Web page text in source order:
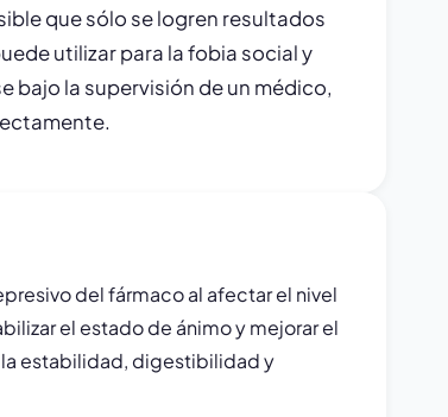
que sólo se logren resultados
utilizar para la fobia social y
bajo la supervisión de un médico,
del fármaco al afectar el nivel
el estado de ánimo y mejorar el
la estabilidad, digestibilidad y